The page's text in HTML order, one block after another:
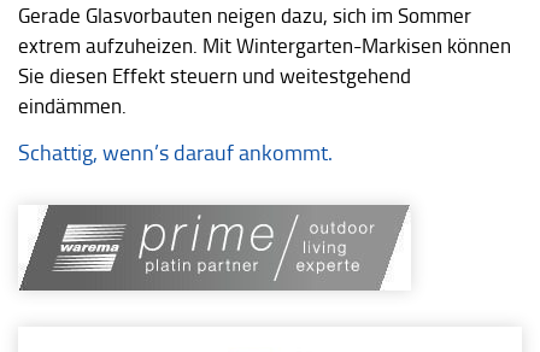
Gerade Glasvorbauten neigen dazu, sich im Sommer
extrem aufzuheizen. Mit Wintergarten-Markisen können
Sie diesen Effekt steuern und weitestgehend
eindämmen.
Schattig, wenn’s darauf ankommt.